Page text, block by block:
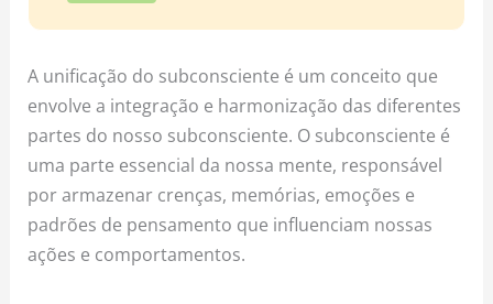
A unificação do subconsciente é um conceito que
envolve a integração e harmonização das diferentes
partes do nosso subconsciente. O subconsciente é
uma parte essencial da nossa mente, responsável
por armazenar crenças, memórias, emoções e
padrões de pensamento que influenciam nossas
ações e comportamentos.